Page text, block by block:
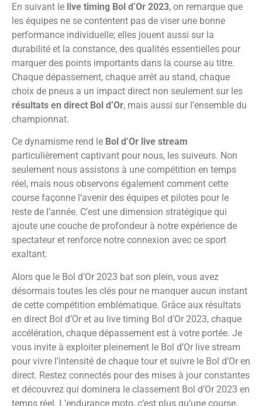
En suivant le live timing Bol d’Or 2023, on remarque que
les équipes ne se contentent pas de viser une bonne
performance individuelle; elles jouent aussi sur la
durabilité et la constance, des qualités essentielles pour
marquer des points importants dans la course au titre.
Chaque dépassement, chaque arrêt au stand, chaque
choix de pneus a un impact direct non seulement sur les
résultats en direct Bol d’Or, mais aussi sur l’ensemble du
championnat.
Ce dynamisme rend le Bol d’Or live stream
particulièrement captivant pour nous, les suiveurs. Non
seulement nous assistons à une compétition en temps
réel, mais nous observons également comment cette
course façonne l’avenir des équipes et pilotes pour le
reste de l’année. C’est une dimension stratégique qui
ajoute une couche de profondeur à notre expérience de
spectateur et renforce notre connexion avec ce sport
exaltant.
Alors que le Bol d’Or 2023 bat son plein, vous avez
désormais toutes les clés pour ne manquer aucun instant
de cette compétition emblématique. Grâce aux résultats
en direct Bol d’Or et au live timing Bol d’Or 2023, chaque
accélération, chaque dépassement est à votre portée. Je
vous invite à exploiter pleinement le Bol d’Or live stream
pour vivre l’intensité de chaque tour et suivre le Bol d’Or en
direct. Restez connectés pour des mises à jour constantes
et découvrez qui dominera le classement Bol d’Or 2023 en
temps réel. L’endurance moto, c’est plus qu’une course,